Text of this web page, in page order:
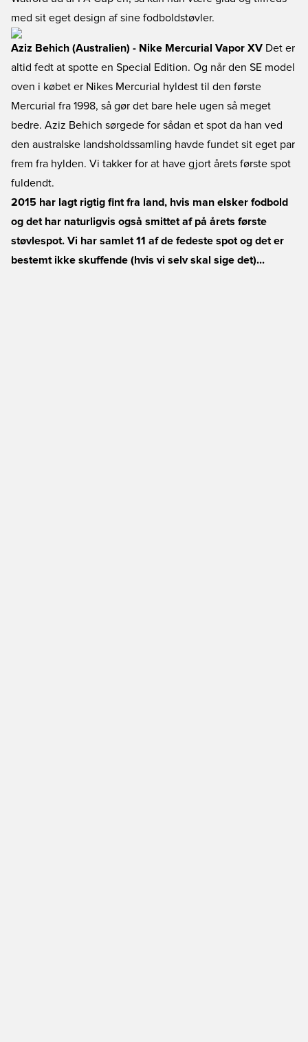
med sit eget design af sine fodboldstøvler.
Aziz Behich (Australien) - Nike Mercurial Vapor XV Det er
altid fedt at spotte en Special Edition. Og når den SE model
oven i købet er Nikes Mercurial hyldest til den første
Mercurial fra 1998, så gør det bare hele ugen så meget
bedre. Aziz Behich sørgede for sådan et spot da han ved
den australske landsholdssamling havde fundet sit eget par
frem fra hylden. Vi takker for at have gjort årets første spot
fuldendt.
2015 har lagt rigtig fint fra land, hvis man elsker fodbold
og det har naturligvis også smittet af på årets første
støvlespot. Vi har samlet 11 af de fedeste spot og det er
bestemt ikke skuffende (hvis vi selv skal sige det)...